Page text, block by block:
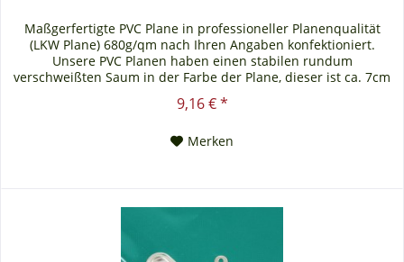
Maßgerfertigte PVC Plane in professioneller Planenqualität
(LKW Plane) 680g/qm nach Ihren Angaben konfektioniert.
Unsere PVC Planen haben einen stabilen rundum
verschweißten Saum in der Farbe der Plane, dieser ist ca. 7cm
breit. Jede PVC Plane lässt sich bei uns mit verzinkten Ösen
oder auf Wunsch auch mit Edelstahlösen ausstatten. Die PVC
9,16 € *
Merken